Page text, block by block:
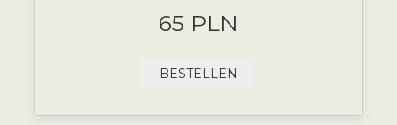
65 PLN
BESTELLEN